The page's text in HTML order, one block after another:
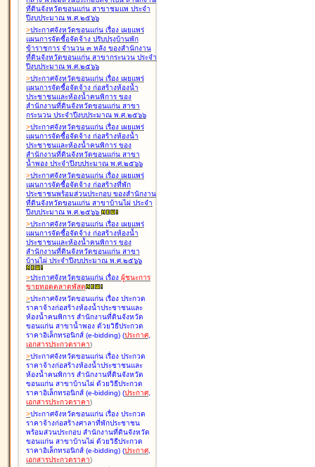
ที่ดินจังหวัดขอนแก่น สาขาชุมแพ ประจำ
ปีงบประมาณ พ.ศ.๒๕๖๖
>ประกาศจังหวัดขอนแก่น เรื่อง เผยแพร่
แผนการจัดซื้อจัดจ้าง ปรับปรุงบ้านพัก
ข้าราชการ จำนวน ๓ หลัง ของสำนักงาน
ที่ดินจังหวัดขอนแก่น สาขากระนวน ประจำ
ปีงบประมาณ พ.ศ.๒๕๖๖
>ประกาศจังหวัดขอนแก่น เรื่อง เผยแพร่
แผนการจัดซื้อจัดจ้าง ก่อสร้างห้องน้ำ
ประชาชนและห้องน้ำคนพิการ ของ
สำนักงานที่ดินจังหวัดขอนแก่น สาขา
กระนวน ประจำปีงบประมาณ พ.ศ.๒๕๖๖
>ประกาศจังหวัดขอนแก่น เรื่อง เผยแพร่
แผนการจัดซื้อจัดจ้าง ก่อสร้างห้องน้ำ
ประชาชนและห้องน้ำคนพิการ ของ
สำนักงานที่ดินจังหวัดขอนแก่น สาขา
น้ำพอง ประจำปีงบประมาณ พ.ศ.๒๕๖๖
>ประกาศจังหวัดขอนแก่น เรื่อง เผยแพร่
แผนการจัดซื้อจัดจ้าง ก่อสร้างที่พัก
ประชาชนพร้อมส่วนประกอบ ของสำนักงาน
ที่ดินจังหวัดขอนแก่น สาขาบ้านไผ่ ประจำ
ปีงบประมาณ พ.ศ.๒๕๖๖
>ประกาศจังหวัดขอนแก่น เรื่อง เผยแพร่
แผนการจัดซื้อจัดจ้าง ก่อสร้างห้องน้ำ
ประชาชนและห้องน้ำคนพิการ ของ
สำนักงานที่ดินจังหวัดขอนแก่น สาขา
บ้านไผ่ ประจำปีงบประมาณ พ.ศ.๒๕๖๖
>ประกาศจังหวัดขอนแก่น เรื่อง ผู้ชนะการ
ขายทอดตลาดพัสดุ
>ประกาศจังหวัดขอนแก่น เรื่อง ประกวด
ราคาจ้างก่อสร้างห้องน้ำประชาชนและ
ห้องน้ำคนพิการ สำนักงานที่ดินจังหวัด
ขอนแก่น สาขาน้ำพอง ด้วยวิธีประกวด
ราคาอิเล็กทรอนิกส์ (e-bidding) (ประกาศ,
เอกสารประกวดราคา)
>ประกาศจังหวัดขอนแก่น เรื่อง ประกวด
ราคาจ้างก่อสร้างห้องน้ำประชาชนและ
ห้องน้ำคนพิการ สำนักงานที่ดินจังหวัด
ขอนแก่น สาขาบ้านไผ่ ด้วยวิธีประกวด
ราคาอิเล็กทรอนิกส์ (e-bidding) (ประกาศ,
เอกสารประกวดราคา)
>ประกาศจังหวัดขอนแก่น เรื่อง ประกวด
ราคาจ้างก่อสร้างศาลาที่พักประชาชน
พร้อมส่วนประกอบ สำนักงานที่ดินจังหวัด
ขอนแก่น สาขาบ้านไผ่ ด้วยวิธีประกวด
ราคาอิเล็กทรอนิกส์ (e-bidding) (ประกาศ,
เอกสารประกวดราคา)